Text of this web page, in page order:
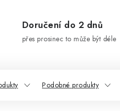
Doručení do 2 dnů
přes prosinec to může být déle
Podobné produkty